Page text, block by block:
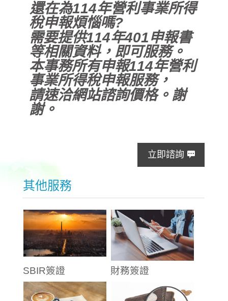
還在為114年營利事業所得
稅申報煩惱嗎?
需要提供114年401申報書
等相關資料，即可服務。
本事務所有申報114年營利
事業所得稅申報服務，
請速洽網站諮詢價格。謝
謝。
立即諮詢
其他服務
SBIR簽證 財務簽證